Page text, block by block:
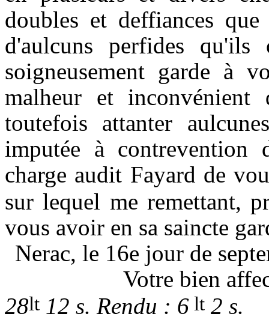
doubles et deffiances
d'aulcuns perfides
soigneusement garde à
malheur et inconvénient
toutefois attanter
imputée à
charge audit Fayard de
sur lequel me remettant,
vous avoir en sa saincte
Nerac, le 16e jour de
Votre bien
28lt 12 s. Rendu : 6 lt 2 s.